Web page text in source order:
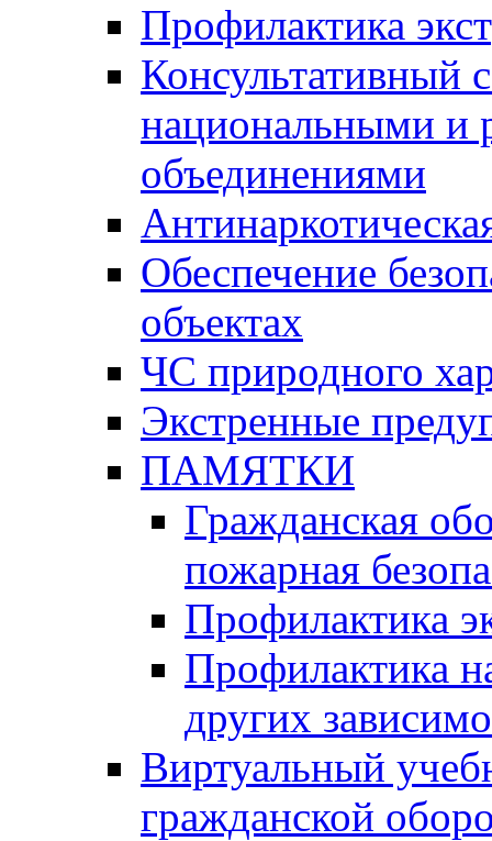
Профилактика
Консультативный
национальными и
объединениями
Обеспечение
объектах
ЧС природного
Экстренные
ПАМЯТКИ
Гражданская
пожарная
Профилактика
Профилактика
других
Виртуальный
гражданской